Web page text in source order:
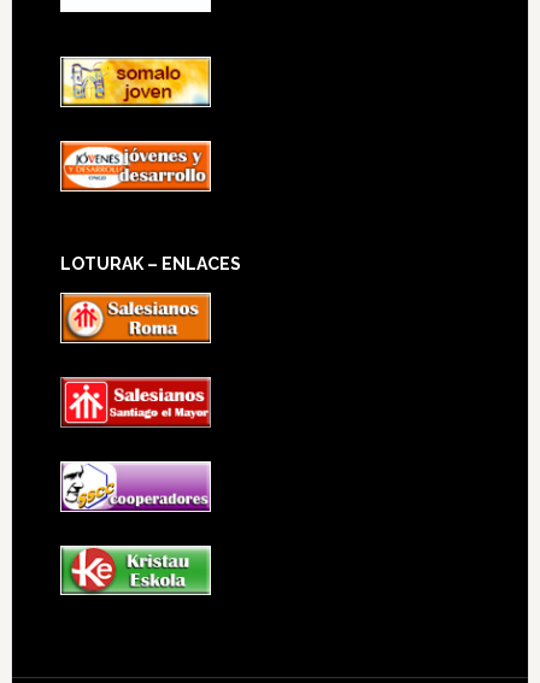
LOTURAK – ENLACES